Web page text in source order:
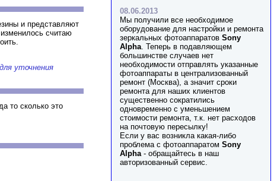
и представляют
считаю
уточнения
то сколько это
08.06.2013
Мы получили все необходимое
оборудование для настройки и ремонта
зеркальных фотоаппаратов Sony
Alpha. Теперь в подавляющем
большинстве случаев нет
необходимости отправлять указанные
фотоаппараты в централизованный
ремонт (Москва), а значит сроки
ремонта для наших клиентов
существенно сократились
одновременно с уменьшением
стоимости ремонта, т.к. нет расходов
на почтовую пересылку!
Если у вас возникла какая-либо
проблема с фотоаппаратом Sony
Alpha- обращайтесь в наш
авторизованный сервис.